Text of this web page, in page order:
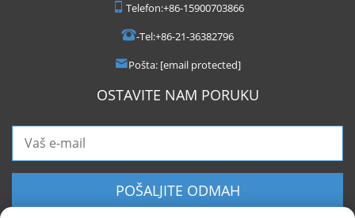
Telefon:+86-15900703866
-Tel:+86-21-36382796
Pošta: [email protected]
OSTAVITE NAM PORUKU
POŠALJITE ODMAH